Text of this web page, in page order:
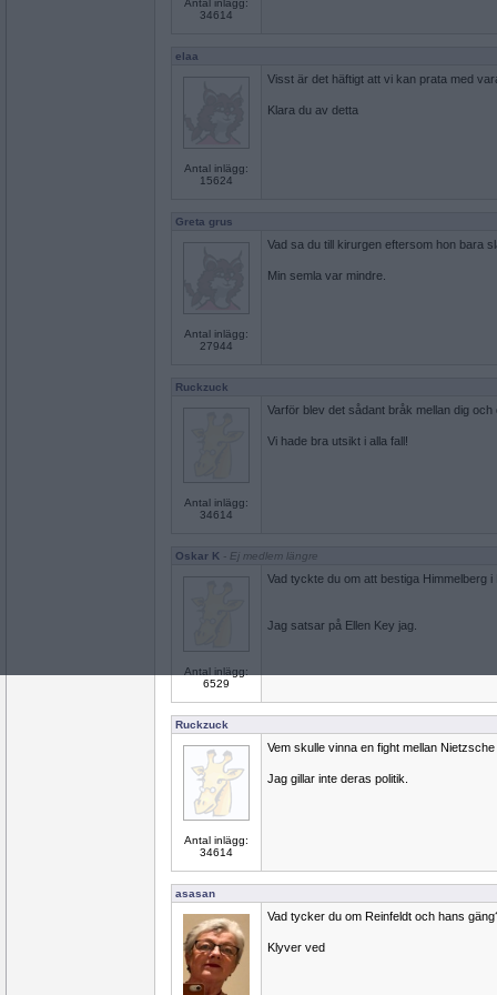
Antal inlägg:
34614
elaa
Antal inlägg:
15624
Visst är det häftigt att vi kan prata med
Klara du av detta
Greta grus
Antal inlägg:
27944
Vad sa du till kirurgen eftersom hon bara
Min semla var mindre.
Ruckzuck
Antal inlägg:
34614
Varför blev det sådant bråk mellan dig
Vi hade bra utsikt i alla fall!
Oskar K - Ej medlem längre
Antal inlägg:
6529
Vad tyckte du om att bestiga Himmelberg i
Jag satsar på Ellen Key jag.
Ruckzuck
Antal inlägg:
34614
Vem skulle vinna en fight mellan
Jag gillar inte deras politik.
asasan
Vad tycker du om Reinfeldt och hans
Klyver ved